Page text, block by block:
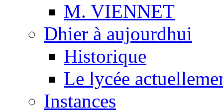
M. VIENNET
Dhier à aujourdhui
Historique
Le lycée
Instances